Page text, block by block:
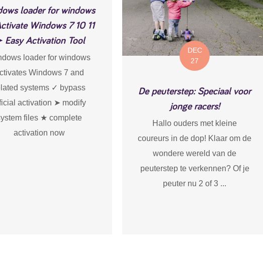
loader for windows
Windows 7 10 11
Activation Tool
loader for windows
Windows 7 and
systems ✓ bypass
activation ➤ modify
files ★ complete
activation now
DEC
27
De peuterstep: Speciaal voor
jonge racers!
Hallo ouders met kleine
coureurs in de dop! Klaar om de
wondere wereld van de
peuterstep te verkennen? Of je
peuter nu 2 of 3 ...